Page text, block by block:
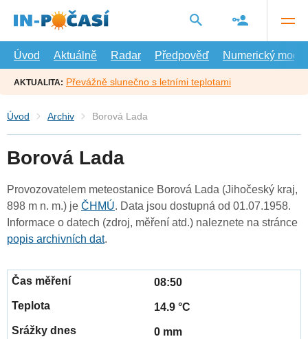
hlavní
Úvod
Aktuálně Radar Předpověď Numerický model
AKTUALITA: Převážně slunečno s letními teplotami
Úvod Archiv Borová Lada
Borová Lada
Provozovatelem meteostanice Borová Lada (Jihočeský kraj,
898 m n. m.) je ČHMÚ. Data jsou dostupná od 01.07.1958.
Informace o datech (zdroj, měření atd.) naleznete na stránce
popis archivních dat.
08:50
14.9 °C
0 mm